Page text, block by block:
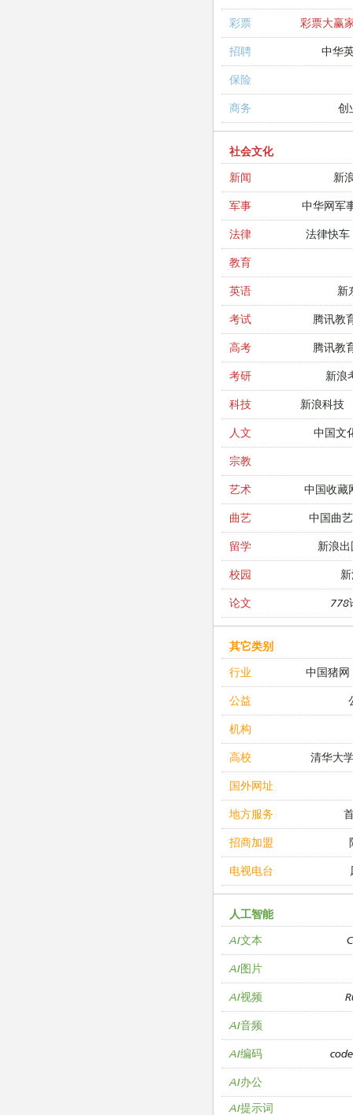
彩票 彩票大赢
招聘 中华
保险
商务 创
社会文化
新闻
新
军事 中华网军
法律 法律快车
教育
英语 新
考试 腾讯教
高考 腾讯教
考研 新浪
科技 新浪科技
人文 中国文
宗教
艺术 中国收藏
曲艺 中国曲
留学 新浪
校园
论文 778
其它类别
行业
中国猪网
公益
机构
高校 清华大
国外网址
地方服务
招商加盟
电视电台
人工智能
AI文本
AI图片
AI视频
AI音频
AI编码
AI办公
AI提示词